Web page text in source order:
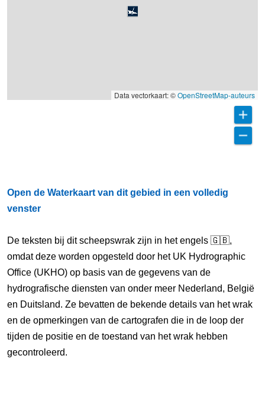
Data vectorkaart: ©OpenStreetMap-auteurs
Open de Waterkaart van dit gebied in een volledig
venster
De teksten bij dit scheepswrak zijn in het engels 🇬🇧,
omdat deze worden opgesteld door het UK Hydrographic
Office (UKHO) op basis van de gegevens van de
hydrografische diensten van onder meer Nederland, België
en Duitsland. Ze bevatten de bekende details van het wrak
en de opmerkingen van de cartografen die in de loop der
tijden de positie en de toestand van het wrak hebben
gecontroleerd.